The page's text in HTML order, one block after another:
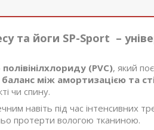
Sport –
(PVC), який
між амортизацією та
чи спину.
навіть під час інтенсивних
протерти вологою тканиною.